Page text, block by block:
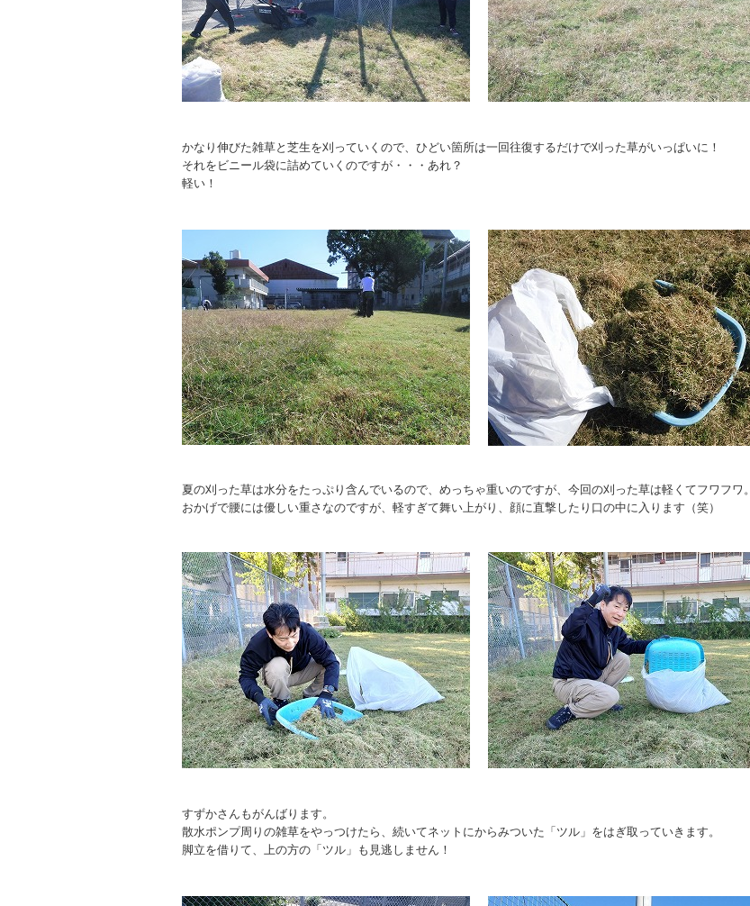
かなり伸びた雑草と芝生を刈っていくので、ひどい箇所は一回往復するだけで刈った草がいっぱいに！
それをビニール袋に詰めていくのですが・・・あれ？
軽い！
夏の刈った草は水分をたっぷり含んでいるので、めっちゃ重いのですが、今回の刈った草は軽くてフワフワ。
おかげで腰には優しい重さなのですが、軽すぎて舞い上がり、顔に直撃したり口の中に入ります（笑）
すずかさんもがんばります。
散水ポンプ周りの雑草をやっつけたら、続いてネットにからみついた「ツル」をはぎ取っていきます。
脚立を借りて、上の方の「ツル」も見逃しません！